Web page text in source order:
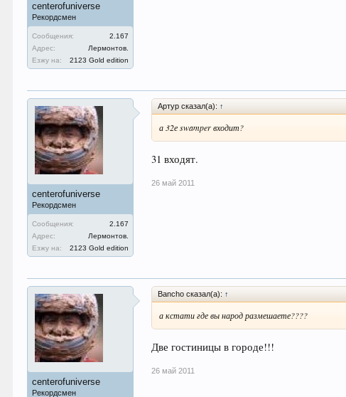
centerofuniverse
Рекордсмен
Сообщения:
2.167
Адрес:
Лермонтов.
Езжу на:
2123 Gold edition
centerofuniverse
Рекордсмен
Сообщения:
2.167
Адрес:
Лермонтов.
Езжу на:
2123 Gold edition
Артур сказал(а): ↑
а 32е swamper входит?
31 входят.
26 май 2011
centerofuniverse
Рекордсмен
Bancho сказал(а): ↑
а кстати где вы народ размешаете????
Две гостиницы в городе!!!
26 май 2011